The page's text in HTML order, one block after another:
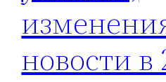
новости в